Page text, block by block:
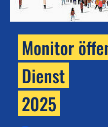
Monitor
Dienst
2025